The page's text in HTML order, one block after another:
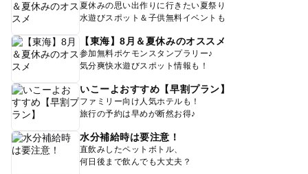
夏休みの思い出作りに行きたい夏祭り
水遊びスポット＆子供無料イベントも
【東海】8月＆夏休みのオススメ
参加無料ポケモンスタンプラリー♪
気分爽快水遊びスポット情報も！
いこーよおすすめ【早割プラン】
ファミリー向け人気ホテルも！
旅行の予約は早めが断然お得♪
水分補給時は要注意！
直飲みしたペットボトル、
何日後まで飲んでも大丈夫？